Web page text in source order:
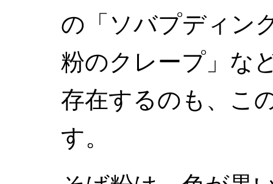
の「ソバプディン
粉のクレープ」な
存在するのも、こ
す。